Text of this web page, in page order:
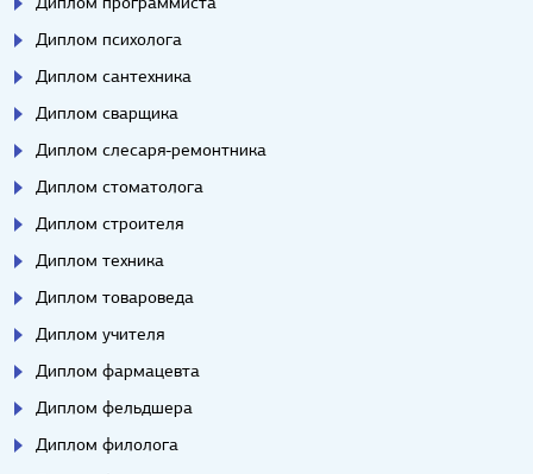
Диплом психолога
Диплом сантехника
Диплом сварщика
Диплом слесаря-ремонтника
Диплом стоматолога
Диплом строителя
Диплом техника
Диплом товароведа
Диплом учителя
Диплом фармацевта
Диплом фельдшера
Диплом филолога